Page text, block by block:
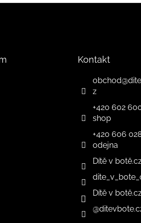
Kontakt
obchod@
z
+420 602
shop
+420 606
odejna
Dítě v
Dítě v